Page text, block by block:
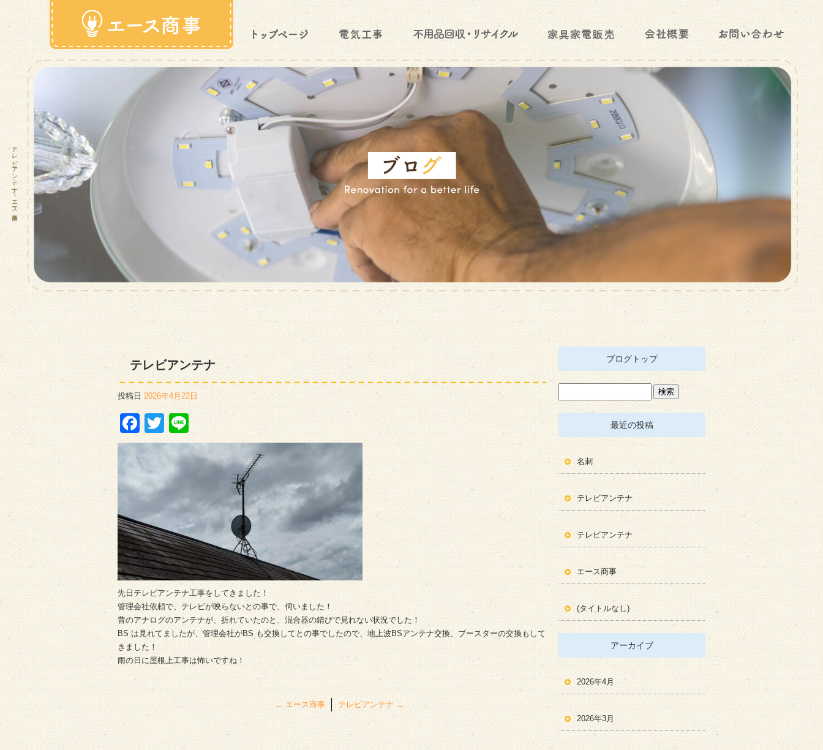
テレビアンテナ|エース商事
テレビアンテナ
投稿日 2026年4月22日
Facebook
Twitter
先日テレビアンテナ工事をしてきました！
管理会社依頼で、テレビが映らないとの事で、伺いました！
昔のアナログのアンテナが、折れていたのと、混合器の錆びで見れない状況でした！
BS は見れてましたが、管理会社がBS も交換してとの事でしたので、地上波BSアンテナ交換、ブースターの交換もして
きました！
雨の日に屋根上工事は怖いですね！
← エース商事 テレビアンテナ →
ブログトップ
最近の投稿
名刺
テレビアンテナ
テレビアンテナ
エース商事
(タイトルなし)
アーカイブ
2026年4月
2026年3月